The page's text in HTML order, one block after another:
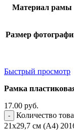
Материал рамы
Размер
Быстрый просмотр
Рамка
17.00 руб.
Количество
21x29,7 см (А4)